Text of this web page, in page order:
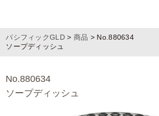
パシフィックGLD> 商品 > No.880634
ソープディッシュ
No.880634
ソープディッシュ